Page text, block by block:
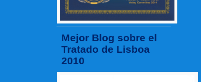
Mejor Blog sobre el
Tratado de Lisboa
2010